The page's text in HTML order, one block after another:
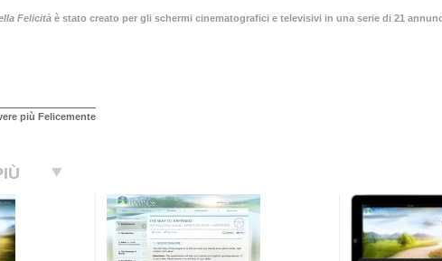
Felicità è stato creato per gli schermi cinematografici e televisivi in una serie di 21
più Felicemente